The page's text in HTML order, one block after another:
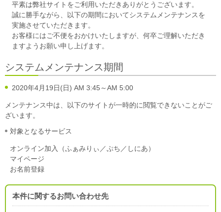
平素は弊社サイトをご利用いただきありがとうございます。
誠に勝手ながら、以下の期間においてシステムメンテナンスを
実施させていただきます。
お客様にはご不便をおかけいたしますが、何卒ご理解いただき
ますようお願い申し上げます。
システムメンテナンス期間
2020年4月19日(日) AM 3:45～AM 5:00
メンテナンス中は、以下のサイトが一時的に閲覧できないことがご
ざいます。
対象となるサービス
オンライン加入（ふぁみりぃ／ぷち／しにあ）
マイページ
お名前登録
本件に関するお問い合わせ先